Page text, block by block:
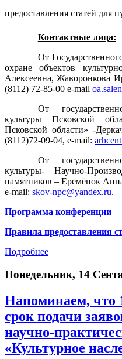
предоставления статей для
Контактные лица:
От
охране объектов
Алексеевна, Жаворонкова
(8112) 72-85-00 e-mail
От
культуры Псковской
Псковской области» -
(8112)72-09-04, e-mail:
От
культуры- Научно-
памятников – Еремёнок
e-mail: skov-npc@yandex.ru.
Программа конференции
Правила предоставления
Подробнее
Понедельник, 14
Напоминаем, что
срок подачи
научно-
«Культурное